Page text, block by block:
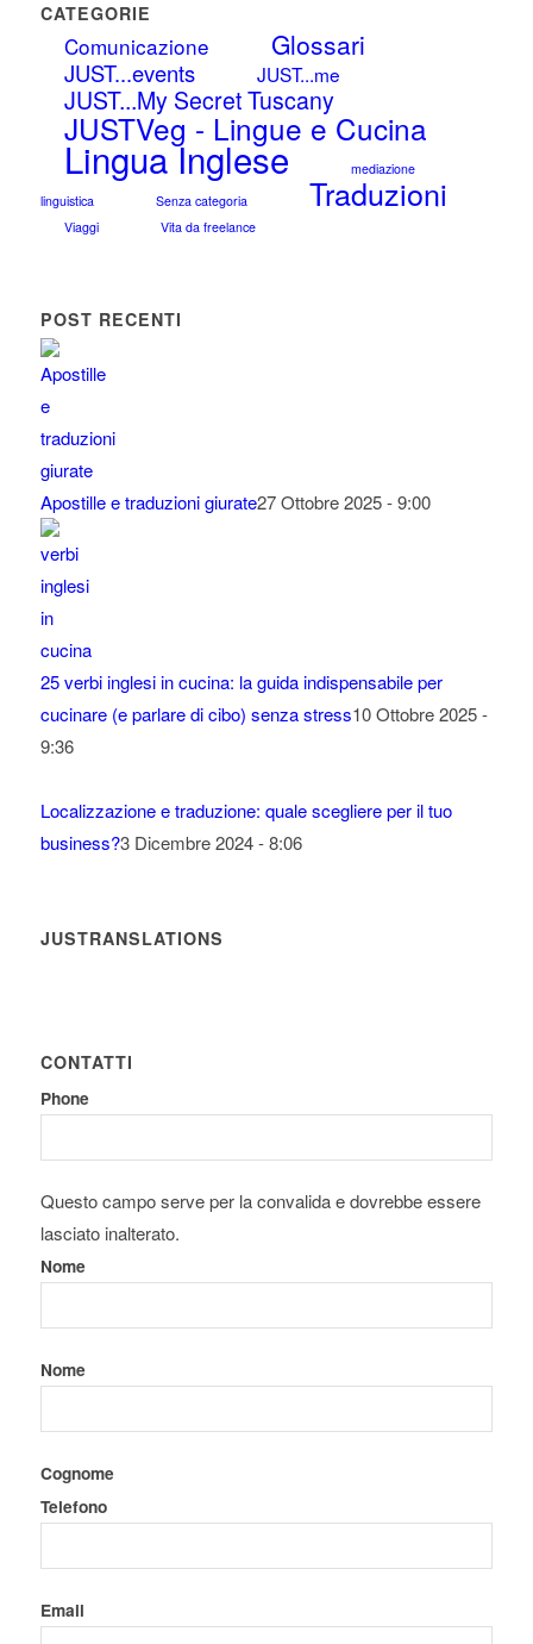
CATEGORIE
Comunicazione Glossari
JUST...events JUST...me
JUST...My Secret Tuscany
JUSTVeg - Lingue e Cucina
Lingua Inglese
mediazione
linguistica
Senza categoria Traduzioni
Viaggi Vita da freelance
POST RECENTI
Apostille e traduzioni giurate27 Ottobre 2025 - 9:00
25 verbi inglesi in cucina: la guida indispensabile per
cucinare (e parlare di cibo) senza stress10 Ottobre 2025 -
9:36
Localizzazione e traduzione: quale scegliere per il tuo
business?3 Dicembre 2024 - 8:06
JUSTRANSLATIONS
CONTATTI
Phone
Questo campo serve per la convalida e dovrebbe essere
lasciato inalterato.
Nome
Nome
Cognome
Telefono
Email